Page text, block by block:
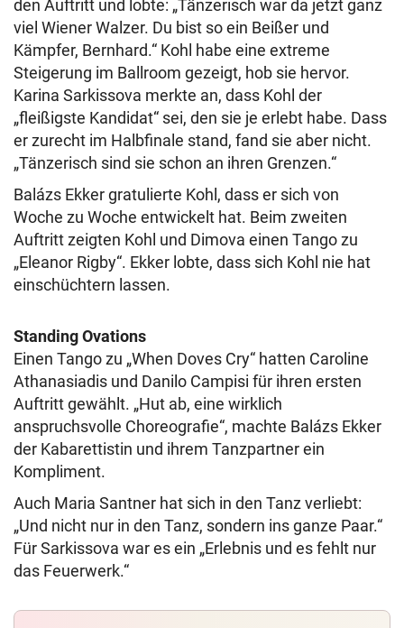
den Auftritt und lobte: „Tänzerisch war da jetzt ganz
viel Wiener Walzer. Du bist so ein Beißer und
Kämpfer, Bernhard.“ Kohl habe eine extreme
Steigerung im Ballroom gezeigt, hob sie hervor.
Karina Sarkissova merkte an, dass Kohl der
„fleißigste Kandidat“ sei, den sie je erlebt habe. Dass
er zurecht im Halbfinale stand, fand sie aber nicht.
„Tänzerisch sind sie schon an ihren Grenzen.“
Balázs Ekker gratulierte Kohl, dass er sich von
Woche zu Woche entwickelt hat. Beim zweiten
Auftritt zeigten Kohl und Dimova einen Tango zu
„Eleanor Rigby“. Ekker lobte, dass sich Kohl nie hat
einschüchtern lassen.
Standing Ovations
Einen Tango zu „When Doves Cry“ hatten Caroline
Athanasiadis und Danilo Campisi für ihren ersten
Auftritt gewählt. „Hut ab, eine wirklich
anspruchsvolle Choreografie“, machte Balázs Ekker
der Kabarettistin und ihrem Tanzpartner ein
Kompliment.
Auch Maria Santner hat sich in den Tanz verliebt:
„Und nicht nur in den Tanz, sondern ins ganze Paar.“
Für Sarkissova war es ein „Erlebnis und es fehlt nur
das Feuerwerk.“